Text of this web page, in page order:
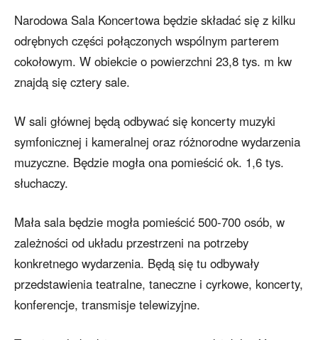
Narodowa Sala Koncertowa będzie składać się z kilku
odrębnych części połączonych wspólnym parterem
cokołowym. W obiekcie o powierzchni 23,8 tys. m kw
znajdą się cztery sale.
W sali głównej będą odbywać się koncerty muzyki
symfonicznej i kameralnej oraz różnorodne wydarzenia
muzyczne. Będzie mogła ona pomieścić ok. 1,6 tys.
słuchaczy.
Mała sala będzie mogła pomieścić 500-700 osób, w
zależności od układu przestrzeni na potrzeby
konkretnego wydarzenia. Będą się tu odbywały
przedstawienia teatralne, taneczne i cyrkowe, koncerty,
konferencje, transmisje telewizyjne.